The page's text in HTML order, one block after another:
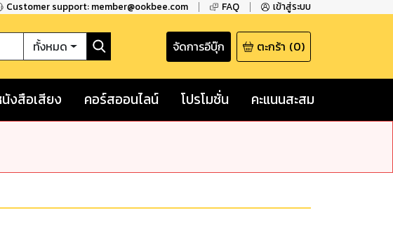
Customer support: member@ookbee.com FAQ เข้าสู่ระบบ
ทั้งหมด จัดการอีบุ๊ก ตะกร้า (0)
งสือเสียง คอร์สออนไลน์ โปรโมชั่น คะแนนสะสม